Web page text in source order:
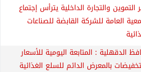
التموين والتجارة الداخلية يترأس إجتماع
العامة للشركة القابضة للصناعات
الدقهلية : المتابعة اليومية للأسعار
بالمعرض الدائم للسلع الغذائية